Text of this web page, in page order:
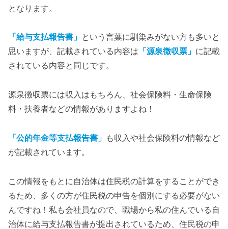
となります。
「給与支払報告書」 という言葉に馴染みがない方も多いと
思いますが、記載されている内容は 「源泉徴収票」 に記載
されている内容と同じです。
源泉徴収票には収入はもちろん、社会保険料・生命保険
料・扶養者などの情報がありますよね！
「公的年金等支払報告書」
も収入や社会保険料の情報など
が記載されています。
この情報をもとに自治体は住民税の計算をすることができ
るため、多くの方が住民税の申告を個別にする必要がない
んですね！私も会社員なので、職場から私の住んでいる自
治体に給与支払報告書が提出されているため、住民税の申